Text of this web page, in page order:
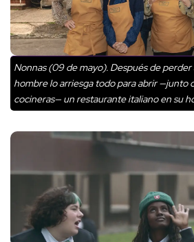
Nonnas (09 de mayo). Después de
hombre lo arriesga todo para abrir —junto
cocineras— un restaurante italiano en su